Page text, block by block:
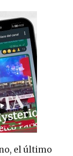
el último